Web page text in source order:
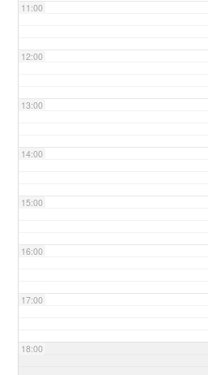
11:00
12:00
13:00
14:00
15:00
16:00
17:00
18:00